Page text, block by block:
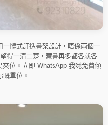
一體式訂造書架設計，唔係兩個一
得一清二楚，藏書再多都各就各
位。立即 WhatsApp 我哋免費傾
嘅單位。